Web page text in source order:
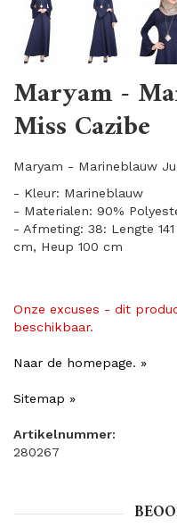
Maryam -
Miss Cazibe
Maryam - Marineblauw
- Kleur: Marineblauw
- Materialen: 90%
- Afmeting: 38: Lengte
cm, Heup 100 cm
Onze excuses - dit
beschikbaar.
Naar de homepage. »
Sitemap »
Artikelnummer:
280267